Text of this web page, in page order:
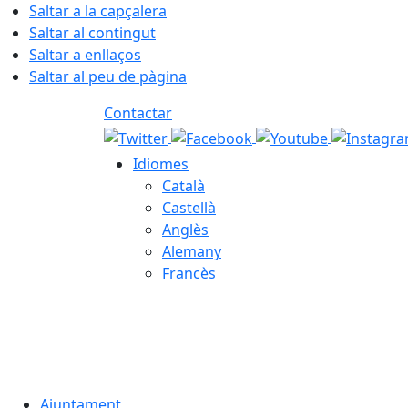
Saltar a la capçalera
Saltar al contingut
Saltar a enllaços
Saltar al peu de pàgina
Contactar
Idiomes
Català
Castellà
Anglès
Alemany
Francès